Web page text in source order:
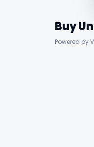
Buy
Powered by